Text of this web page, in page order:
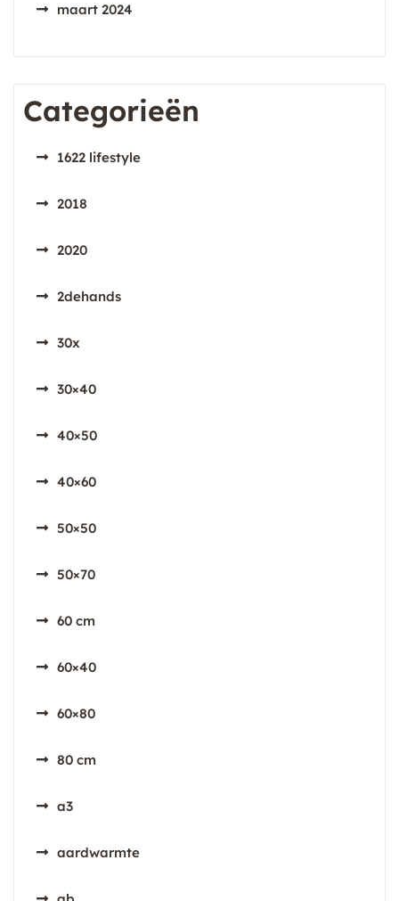
maart 2024
Categorieën
1622 lifestyle
2018
2020
2dehands
30x
30×40
40×50
40×60
50×50
50×70
60 cm
60×40
60×80
80 cm
a3
aardwarmte